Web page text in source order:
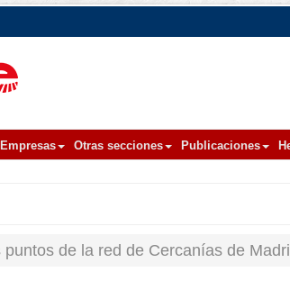
Empresas Otras secciones Publicaciones
de la red de Cercanías de